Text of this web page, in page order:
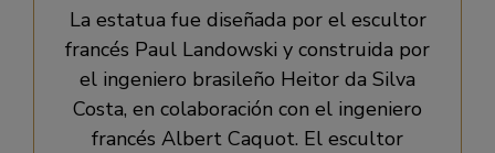
La estatua fue diseñada por el escultor
francés Paul Landowski y construida por
el ingeniero brasileño Heitor da Silva
Costa, en colaboración con el ingeniero
francés Albert Caquot. El escultor